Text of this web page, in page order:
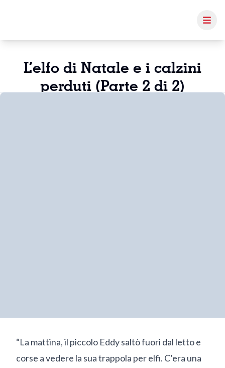
L’elfo di Natale e i calzini
perduti (Parte 2 di 2)
“La mattina, il piccolo Eddy saltò fuori dal letto e
corse a vedere la sua trappola per elfi. C’era una